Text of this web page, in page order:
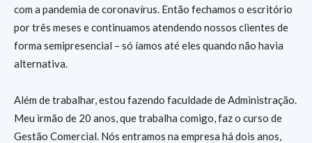
com a pandemia de coronavírus. Então fechamos o escritório
por três meses e continuamos atendendo nossos clientes de
forma semipresencial – só íamos até eles quando não havia
alternativa.
Além de trabalhar, estou fazendo faculdade de Administração.
Meu irmão de 20 anos, que trabalha comigo, faz o curso de
Gestão Comercial. Nós entramos na empresa há dois anos,